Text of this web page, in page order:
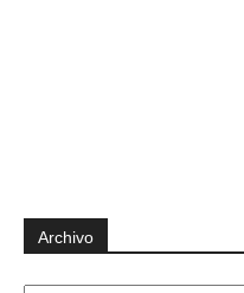
Archivo
Archivo